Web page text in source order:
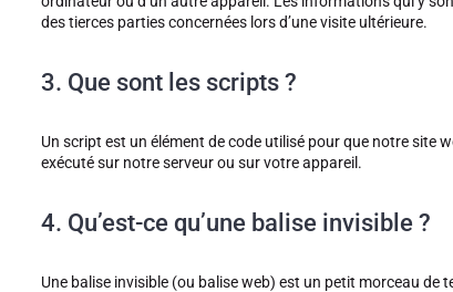
des tierces parties concernées lors d’une visite ultérieure.
3. Que sont les scripts ?
Un script est un élément de code utilisé pour que notre site
exécuté sur notre serveur ou sur votre appareil.
4. Qu’est-ce qu’une balise invisible ?
Une balise invisible (ou balise web) est un petit morceau de